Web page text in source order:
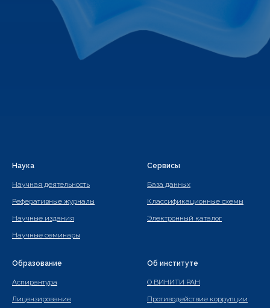
Наука
Научная деятельность
Реферативные журналы
Научные издания
Научные семинары
Сервисы
База данных
Классификационные схемы
Электронный каталог
Образование
Аспирантура
Лицензирование
Об институте
О ВИНИТИ РАН
Противодействие коррупции